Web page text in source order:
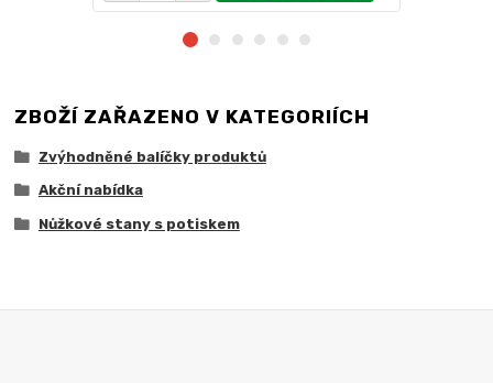
ZBOŽÍ ZAŘAZENO V KATEGORIÍCH
Zvýhodněné balíčky produktů
Akční nabídka
Nůžkové stany s potiskem